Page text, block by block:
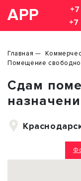
АРР
Главная
Помещение
Сдам